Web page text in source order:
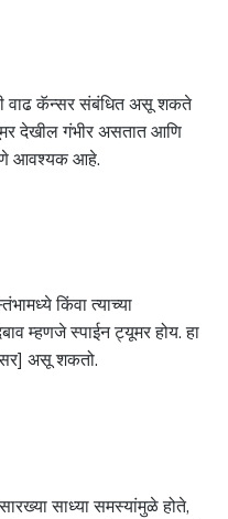
वाढ कॅन्सर संबंधित असू शकते
देखील गंभीर असतात आणि
आवश्यक आहे.
किंवा त्याच्या
म्हणजे स्पाईन ट्यूमर होय. हा
असू शकतो.
साध्या समस्यांमुळे होते,